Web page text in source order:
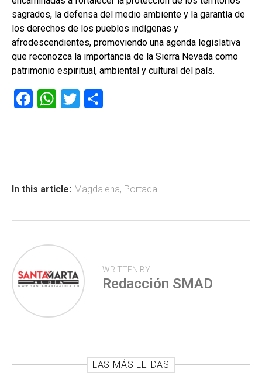
sagrados, la defensa del medio ambiente y la garantía de
los derechos de los pueblos indígenas y
afrodescendientes, promoviendo una agenda legislativa
que reconozca la importancia de la Sierra Nevada como
patrimonio espiritual, ambiental y cultural del país.
F
ok
W
p
T
tir
In this article: Magdalena, Portada
WRITTEN BY
Redacción SMAD
LAS MÁS LEIDAS